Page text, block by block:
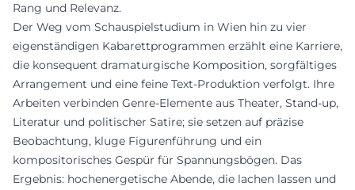
Rang und Relevanz.
Der Weg vom Schauspielstudium in Wien hin zu vier
eigenständigen Kabarettprogrammen erzählt eine Karriere,
die konsequent dramaturgische Komposition, sorgfältiges
Arrangement und eine feine Text-Produktion verfolgt. Ihre
Arbeiten verbinden Genre-Elemente aus Theater, Stand-up,
Literatur und politischer Satire; sie setzen auf präzise
Beobachtung, kluge Figurenführung und ein
kompositorisches Gespür für Spannungsbögen. Das
Ergebnis: hochenergetische Abende, die lachen lassen und